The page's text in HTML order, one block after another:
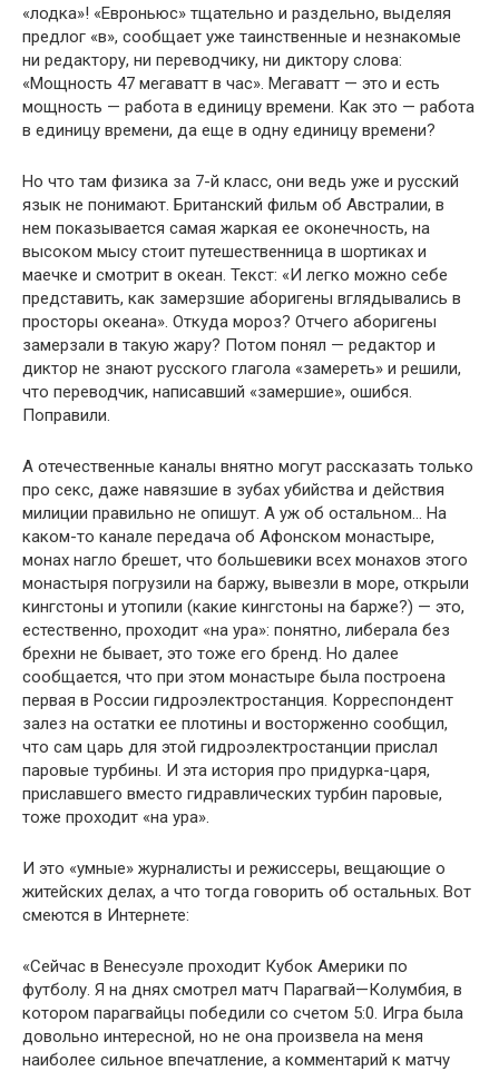
«лодка»! «Евроньюс» тщательно и раздельно, вы­деляя
предлог «в», сообщает уже таинственные и незнакомые
ни редактору, ни переводчику, ни диктору слова:
«Мощность 47 ме­гаватт в час». Мегаватт — это и есть
мощность — работа в едини­цу времени. Как это — работа
в единицу времени, да еще в одну единицу времени?
Но что там физика за 7-й класс, они ведь уже и русский
язык не понимают. Британский фильм об Австралии, в
нем показывается самая жаркая ее оконечность, на
высоком мысу стоит путеше­ственница в шортиках и
маечке и смотрит в океан. Текст: «И легко можно себе
представить, как замерзшие аборигены вглядывались в
просторы океана». Откуда мороз? Отчего аборигены
замерзали в такую жару? Потом понял — редактор и
диктор не знают рус­ского глагола «замереть» и решили,
что переводчик, написавший «замершие», ошибся.
Поправили.
А отечественные каналы внятно могут рассказать только
про секс, даже навязшие в зубах убийства и действия
милиции пра­вильно не опишут. А уж об остальном… На
каком-то канале пере­дача об Афонском монастыре,
монах нагло брешет, что больше­вики всех монахов этого
монастыря погрузили на баржу, вывезли в море, открыли
кингстоны и утопили (какие кингстоны на бар­же?) — это,
естественно, проходит «на ура»: понятно, либерала без
брехни не бывает, это тоже его бренд. Но далее
сообщается, что при этом монастыре была построена
первая в России гидроэлект­ростанция. Корреспондент
залез на остатки ее плотины и вос­торженно сообщил,
что сам царь для этой гидроэлектростанции прислал
паровые турбины. И эта история про придурка-царя,
приславшего вместо гидравлических турбин паровые,
тоже про­ходит «на ура».
И это «умные» журналисты и режиссеры, вещающие о
жи­тейских делах, а что тогда говорить об остальных. Вот
смеются в Интернете:
«Сейчас в Венесуэле проходит Кубок Америки по
футболу. Я на днях смотрел матч Парагвай—Колумбия, в
котором парагвайцы победили со счетом 5:0. Игра была
довольно интересной, но не она произвела на меня
наиболее сильное впечатление, а комментарий к матчу